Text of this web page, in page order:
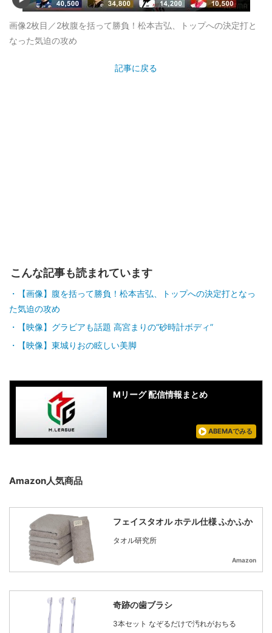
画像2枚目／2枚腹を括って勝負！松本吉弘、トップへの決定打と
なった気迫の攻め
記事に戻る
こんな記事も読まれています
【画像】腹を括って勝負！松本吉弘、トップへの決定打となっ
た気迫の攻め
【映像】グラビアも話題 高宮まりの“砂時計ボディ”
【映像】東城りおの眩しい美脚
Mリーグ 配信情報まとめ
ABEMAでみる
Amazon人気商品
フェイスタオル ホテル仕様 ふかふか
タオル研究所
Amazon
奇跡の歯ブラシ
3本セット なぞるだけで汚れがおちる